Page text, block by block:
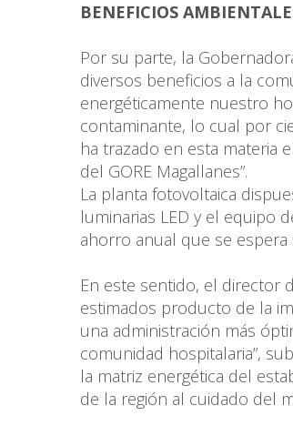
BENEFICIOS
Por su parte, la
diversos beneficios a la
energéticamente nuestro
contaminante, lo cual por
ha trazado en esta materia
del GORE Magallanes”.
La planta fotovoltaica
luminarias LED y el equipo
ahorro anual que se espera
En este sentido, el director
estimados producto de la
una administración más
comunidad hospitalaria”,
la matriz energética del
de la región al cuidado del